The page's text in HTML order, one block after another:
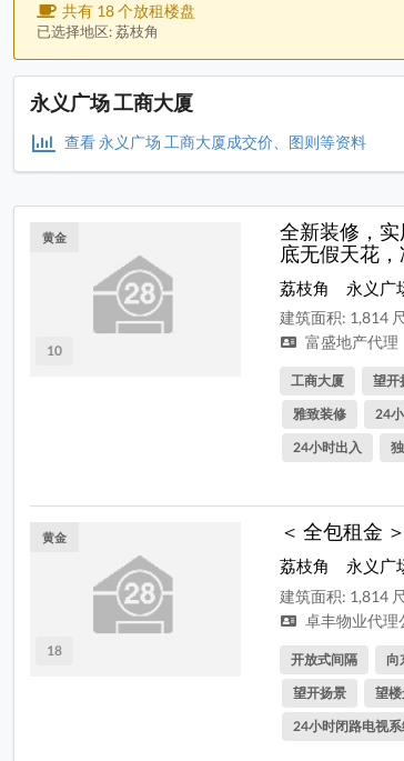
共有 18 个放租楼盘
已选择地区: 荔枝角
永义广场 工商大厦
查看 永义广场 工商大厦成交价、图则等资料
10
黄金
全新装修，
底无假天花
荔枝角 永义广
建筑面积: 1,814 尺
富盛地产代理
工商大厦 望开
雅致装修
24
24小时出入
18
黄金 ＜ 全包租金
荔枝角 永义广
建筑面积: 1,814 尺
卓丰物业代理
开放式间隔 向
望开扬景
望
24小时闭路电视系